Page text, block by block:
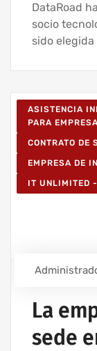
DataRoad
socio
sido elegida
ASISTENCIA
PARA
CONTRATO DE
EMPRESA DE
IT UNLIMITED
La
sede